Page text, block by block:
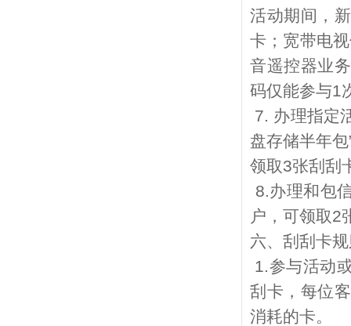
活动期间，
卡；宽带电
音遥控器业
码仅能参与1
7. 办理指定
盘存储半年包
领取3张刮刮
8.办理和包
户，可领取2
六、刮刮卡
1.参与活动
刮卡，每位
消耗的卡。